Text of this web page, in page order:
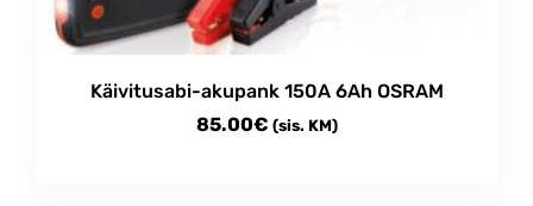
page
Käivitusabi-akupank 150A 6Ah OSRAM
85.00€ (sis. KM)